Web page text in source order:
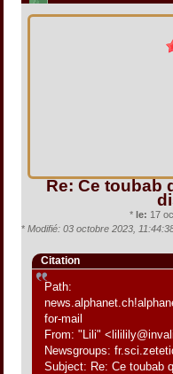
Re: Ce toubab
* le: 17
* Modifié: 03 octobre 2023,
Citation
Path:
for-mail
From: "Lili"
Newsgroups:
Subject: Re: Ce toubab